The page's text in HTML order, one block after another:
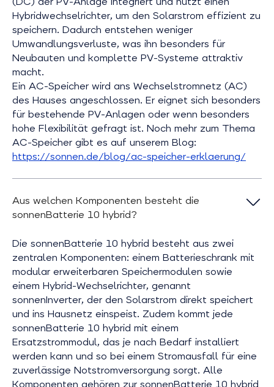
Hybridwechselrichter, um den Solarstrom effizient zu
speichern. Dadurch entstehen weniger
Umwandlungsverluste, was ihn besonders für
Neubauten und komplette PV-Systeme attraktiv
macht.
Ein AC-Speicher wird ans Wechselstromnetz (AC)
des Hauses angeschlossen. Er eignet sich besonders
für bestehende PV-Anlagen oder wenn besonders
hohe Flexibilität gefragt ist. Noch mehr zum Thema
AC-Speicher gibt es auf unserem Blog:
https://sonnen.de/blog/ac-speicher-erklaerung/
Aus welchen Komponenten besteht die
sonnenBatterie 10 hybrid?
Die sonnenBatterie 10 hybrid besteht aus zwei
zentralen Komponenten: einem Batterieschrank mit
modular erweiterbaren Speichermodulen sowie
einem Hybrid-Wechselrichter, genannt
sonnenInverter, der den Solarstrom direkt speichert
und ins Hausnetz einspeist. Zudem kommt jede
sonnenBatterie 10 hybrid mit einem
Ersatzstrommodul, das je nach Bedarf installiert
werden kann und so bei einem Stromausfall für eine
zuverlässige Notstromversorgung sorgt. Alle
Komponenten gehören zur sonnenBatterie 10 hybrid